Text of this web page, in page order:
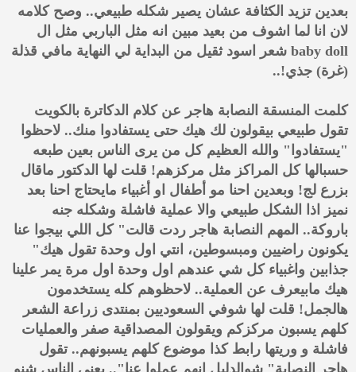
بعدين تزيد الكثافة عشان يصير شكله طبيعي.. وصح كلامه
لان انا لما اشوف من بعيد مبين انه مثل الباربي مثل ال
baby doll شعر اسود ثقيل من البداية لي النهاية مافي قذلة
(غرة) جذي!..
كلمت المنسقة النصابة هاجر عن كلام الدكاترة بالكويت
تقول طبيعي بيقولون لك هيك حتى يستفادوا منك.. لاحظوا
"يستفادوا" والله العظيم كل من يرى الناس بعين طبعه
حسبالها كل المراكز مثل مركزهم! قلت لها الدكتور ماقال
بزرع لج! وبعدين احنا مو أطفال او أغبياء مايحتاج احنا بعد
نميز اذا الشكل طبيعي والا عملية فاشلة وشكله جنه
باروكة.. المهم النصابة هاجر ردت قالت" كل اللي بيجوا عنا
يكونون راضيين ومبسوطين، انتي اول وحدة تقول هيك"
جذابين واغبياء كل شي عندهم اول وحدة اول مرة يمر علينا
هيك مابيعرف عن العملية.. لاحظوهم كله يستخدمون
هالجمل! قلت لها شوفي السعوديين بمنتدى زراعة الشعر
كلهم يسبون مركزكم ويقولون المصداقية صفر والعمليات
فاشلة و وريتها رابط كذا موضوع كلهم يسبونهم.. تقول
هاجر النصابة" شوالدليل انهم عملوا عنا".. يعني الناس شنو